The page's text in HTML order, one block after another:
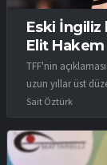
Eski İngiliz
Elit
TFF'nin
uzun yıllar üst
Sait Öztürk